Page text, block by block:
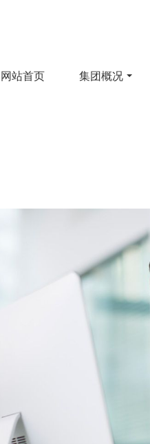
网站首页 集团概况